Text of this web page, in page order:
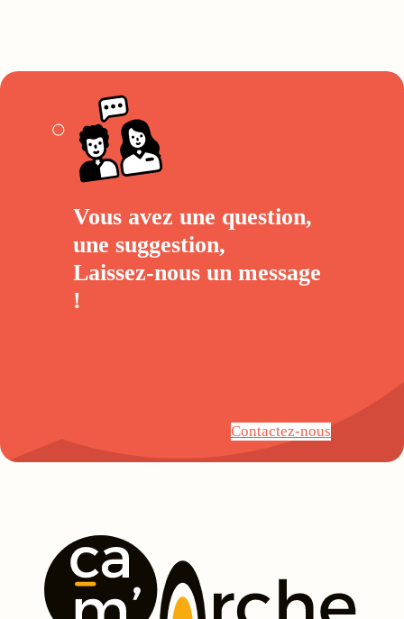
Vous avez une question,
une suggestion,
Laissez-nous un message
!
Contactez-nous